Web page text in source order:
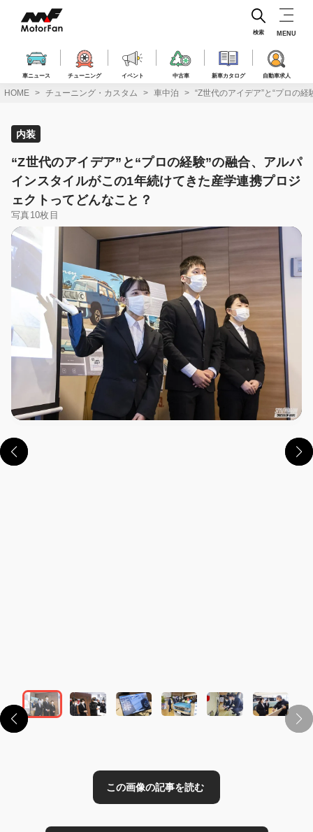
ス
車ニュース チューニング イベント 中古車 新車カタログ 自動車求人
検索 MENU
HOME チューニング・カスタム 車中泊 “Z世代のアイデア”と“プロの
内装
“Z世代のアイデア”と“プロの経験”の融合、アルパ
インスタイルがこの1年続けてきた産学連携プロジ
ェクトってどんなこと？
写真10枚目